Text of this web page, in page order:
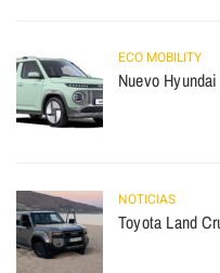
ECO MOBILITY
Nuevo
NOTICIAS
Toyota Land